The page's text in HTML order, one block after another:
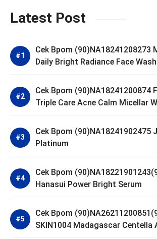
Latest Post
Cek Bpom (90)NA18241208273
Daily Bright Radiance Face Wash
Cek Bpom (90)NA18241200874
Triple Care Acne Calm Micellar
Cek Bpom (90)NA18241902475
Platinum
Cek Bpom
Hanasui Power Bright Serum
Cek Bpom
SKIN1004 Madagascar Centella